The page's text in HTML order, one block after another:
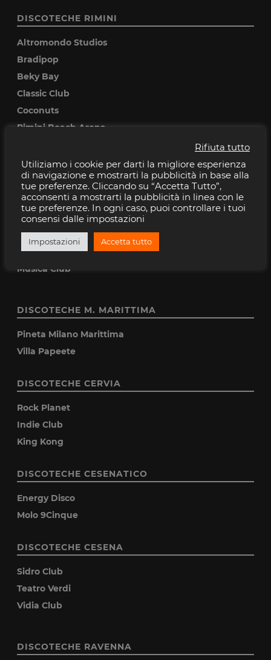
DISCOTECHE RIMINI
Altromondo Studios
Bradipop
Beky Bay
Classic Club
Coconuts
Rimini Beach Arena
DISCOTECHE RICCIONE
Baia Imperiale
Cocoricò
Pascia
Peter pan
Villa delle Rose
Musica Club
DISCOTECHE M. MARITTIMA
Pineta Milano Marittima
Villa Papeete
DISCOTECHE CERVIA
Rock Planet
Indie Club
King Kong
DISCOTECHE CESENATICO
Energy Disco
Molo 9Cinque
DISCOTECHE CESENA
Sidro Club
Teatro Verdi
Vidia Club
DISCOTECHE RAVENNA
Rifiuta tutto
Utiliziamo i cookie per darti la migliore esperienza
di navigazione e mostrarti la pubblicità in base alla
tue preferenze. Cliccando su “Accetta Tutto”,
acconsenti a mostrarti la pubblicità in linea con le
tue preferenze. In ogni caso, puoi controllare i tuoi
consensi dalle impostazioni
Impostazioni Accetta tutto